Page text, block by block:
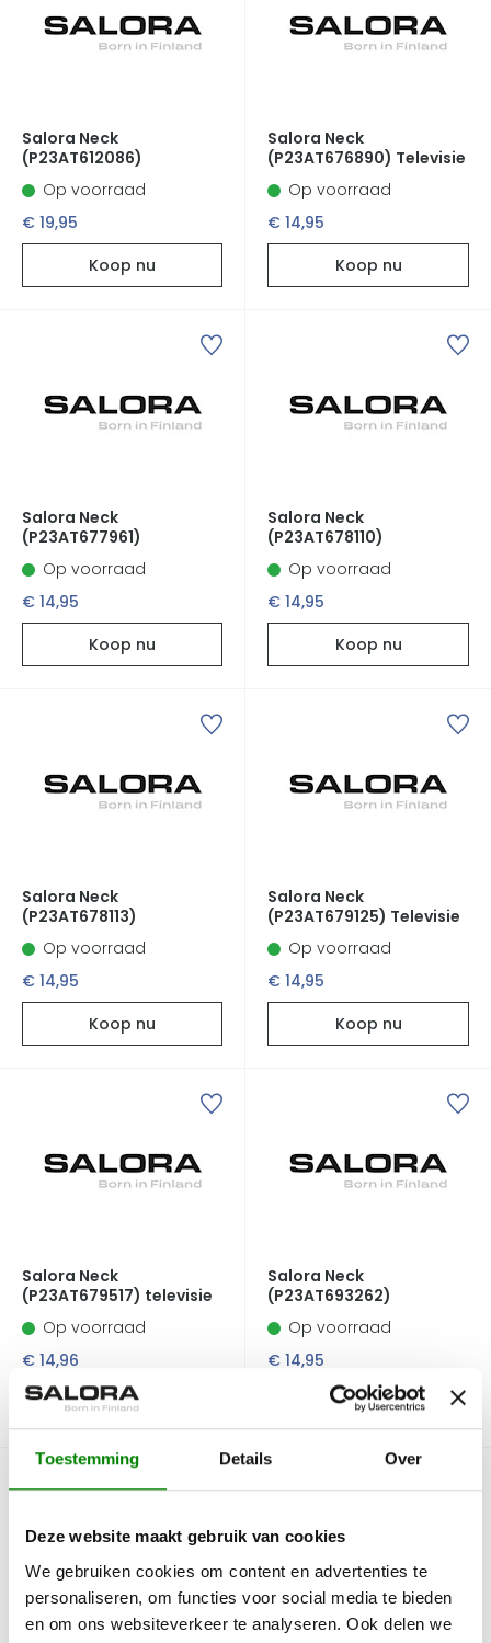
Toestemming Details Over
Deze website maakt gebruik van cookies
We gebruiken cookies om content en advertenties te
personaliseren, om functies voor social media te bieden
en om ons websiteverkeer te analyseren. Ook delen we
Salora Neck
(P23AT612086)
Op voorraad
€ 19,95
Koop nu
Salora Neck
(P23AT676890) Televisie
Op voorraad
€ 14,95
Koop nu
Salora Neck
(P23AT677961)
Op voorraad
€ 14,95
Koop nu
Salora Neck
(P23AT678110)
Op voorraad
€ 14,95
Koop nu
Salora Neck
(P23AT678113)
Op voorraad
€ 14,95
Koop nu
Salora Neck
(P23AT679125) Televisie
Op voorraad
€ 14,95
Koop nu
Salora Neck
(P23AT679517) televisie
Op voorraad
€ 14,96
Koop nu
Salora Neck
(P23AT693262)
Op voorraad
€ 14,95
Koop nu